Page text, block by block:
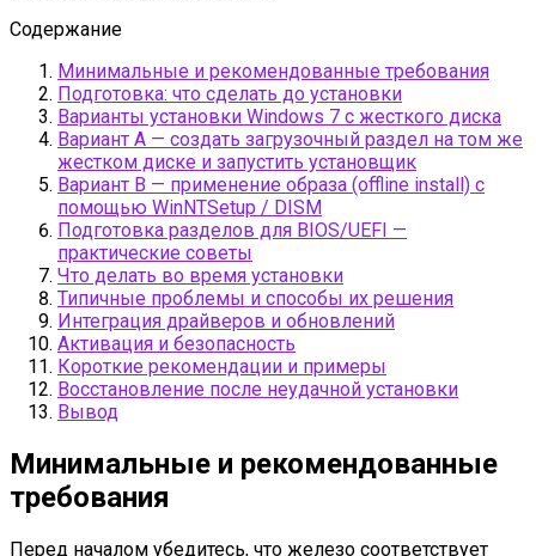
Содержание
Минимальные и рекомендованные требования
Подготовка: что сделать до установки
Варианты установки Windows 7 с жесткого диска
Вариант A — создать загрузочный раздел на том же
жестком диске и запустить установщик
Вариант B — применение образа (offline install) с
помощью WinNTSetup / DISM
Подготовка разделов для BIOS/UEFI —
практические советы
Что делать во время установки
Типичные проблемы и способы их решения
Интеграция драйверов и обновлений
Активация и безопасность
Короткие рекомендации и примеры
Восстановление после неудачной установки
Вывод
Минимальные и рекомендованные
требования
Перед началом убедитесь, что железо соответствует